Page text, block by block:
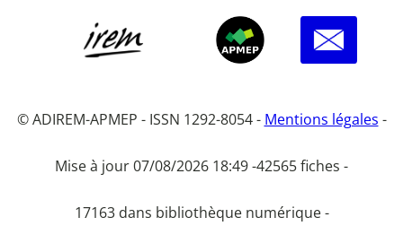
© ADIREM-APMEP - ISSN 1292-8054 - Mentions légales -
Mise à jour 07/08/2026 18:49 -42565 fiches -
17163 dans bibliothèque numérique -